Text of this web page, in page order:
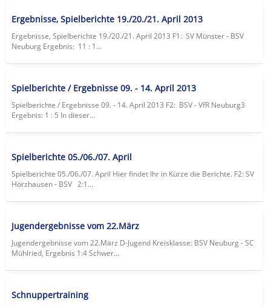
Ergebnisse, Spielberichte 19./20./21. April 2013
Ergebnisse, Spielberichte 19./20./21. April 2013 F1: SV Münster - BSV
Neuburg Ergebnis: 11 : 1...
Spielberichte / Ergebnisse 09. - 14. April 2013
Spielberichte / Ergebnisse 09. - 14. April 2013 F2: BSV - VfR Neuburg3
Ergebnis: 1 : 5 In dieser...
Spielberichte 05./06./07. April
Spielberichte 05./06./07. April Hier findet Ihr in Kürze die Berichte. F2: SV
Hörzhausen - BSV 2:1...
Jugendergebnisse vom 22.März
Jugendergebnisse vom 22.März D-Jugend Kreisklasse: BSV Neuburg - SC
Mühlried, Ergebnis 1:4 Schwer...
Schnuppertraining